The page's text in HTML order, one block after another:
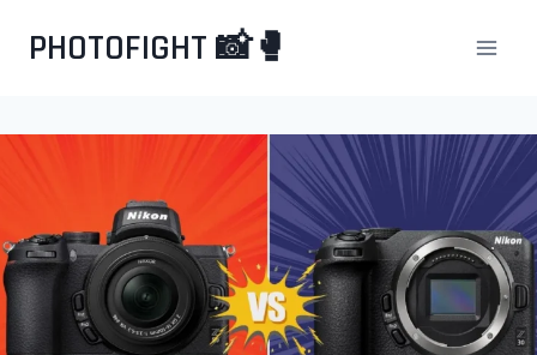
PHOTOFIGHT 📸🥊